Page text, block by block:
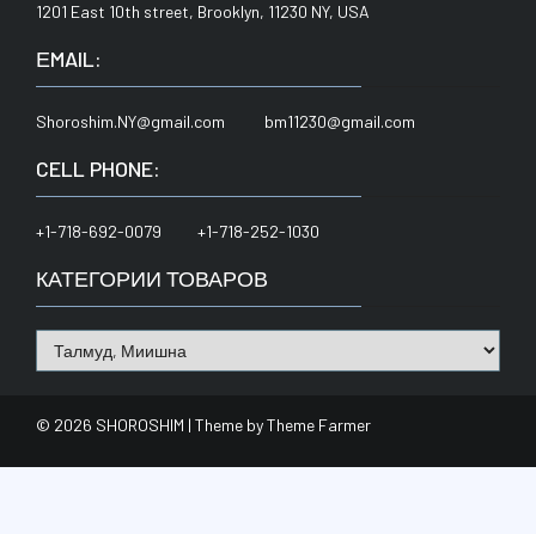
1201 East 10th street, Brooklyn, 11230 NY, USA
ЕMAIL:
Shoroshim.NY@gmail.com bm11230@gmail.com
CELL PHONE:
+1-718-692-0079 +1-718-252-1030
КАТЕГОРИИ ТОВАРОВ
© 2026 SHOROSHIM | Theme byTheme Farmer